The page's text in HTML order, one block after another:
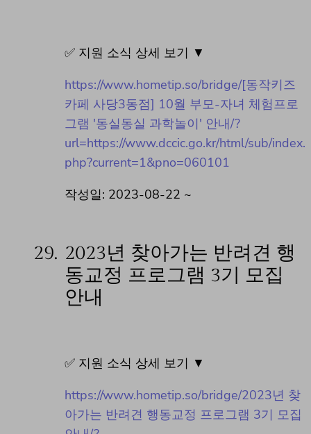
✅ 지원 소식 상세 보기 ▼
https://www.hometip.so/bridge/[동작키즈
카페 사당3동점] 10월 부모-자녀 체험프로
그램 '동실동실 과학놀이' 안내/?
url=https://www.dccic.go.kr/html/sub/index.
php?current=1&pno=060101
작성일: 2023-08-22 ~
29. 2023년 찾아가는 반려견 행
동교정 프로그램 3기 모집
안내
✅ 지원 소식 상세 보기 ▼
https://www.hometip.so/bridge/2023년 찾
아가는 반려견 행동교정 프로그램 3기 모집